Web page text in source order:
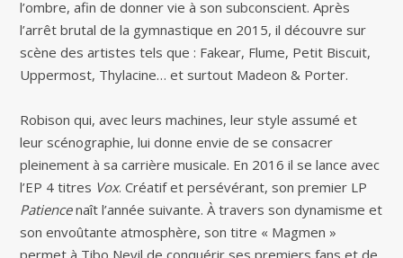
l’ombre, afin de donner vie à son subconscient. Après
l’arrêt brutal de la gymnastique en 2015, il découvre sur
scène des artistes tels que : Fakear, Flume, Petit Biscuit,
Uppermost, Thylacine… et surtout Madeon & Porter.
Robison qui, avec leurs machines, leur style assumé et
leur scénographie, lui donne envie de se consacrer
pleinement à sa carrière musicale. En 2016 il se lance avec
l’EP 4 titres Vox. Créatif et persévérant, son premier LP
Patiencenaît l’année suivante. À travers son dynamisme et
son envoûtante atmosphère, son titre « Magmen »
permet à Tibo Nevil de conquérir ses premiers fans et de